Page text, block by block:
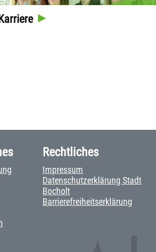
Karriere
Rechtliches
Impressum
Datenschutzerklärung Stadt
Bocholt
Barrierefreiheitserklärung